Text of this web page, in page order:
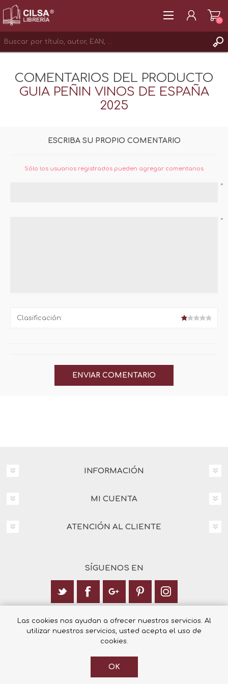
INICIAR SESIÓN
(0)
COMENTARIOS DEL PRODUCTO
GUIA PEÑIN VINOS DE ESPAÑA
2025
ESCRIBA SU PROPIO COMENTARIO
Sólo los usuarios registrados pueden agregar comentarios
*
*
Clasificación:
INFORMACIÓN
MI CUENTA
ATENCIÓN AL CLIENTE
SÍGUENOS EN
Calle Italia 6, 03003 Alicante
+34 965 12 23 55
Las cookies nos ayudan a ofrecer nuestros servicios. Al
utilizar nuestros servicios, usted acepta el uso de
cookies.
OK